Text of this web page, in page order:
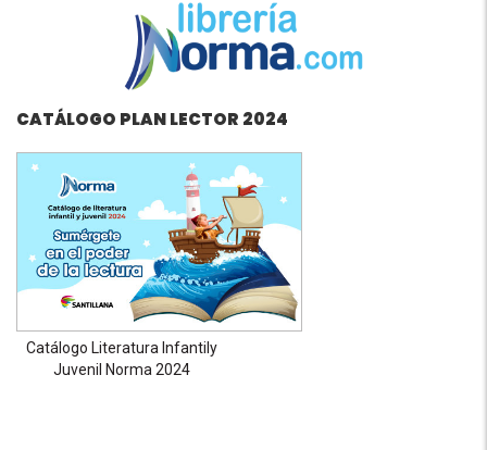
CATÁLOGO PLAN LECTOR 2024
Catálogo Literatura Infantily
Juvenil Norma 2024